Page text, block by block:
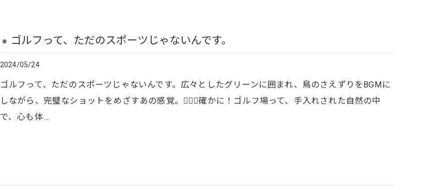
ゴルフって、ただのスポーツじゃないんです。
2024/05/24
ゴルフって、ただのスポーツじゃないんです。広々としたグリーンに囲まれ、鳥のさえずりをBGMに
しながら、完璧なショットをめざすあの感覚。🏌️‍♂️✨確かに！ゴルフ場って、手入れされた自然の中
で、心も体…